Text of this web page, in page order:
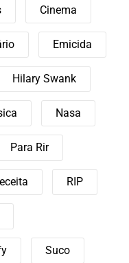
Cinema
Emicida
Hilary Swank
Nasa
Para Rir
RIP
Suco